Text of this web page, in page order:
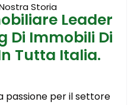
Storia
Leader
Di Immobili Di
Tutta Italia.
passione per il settore